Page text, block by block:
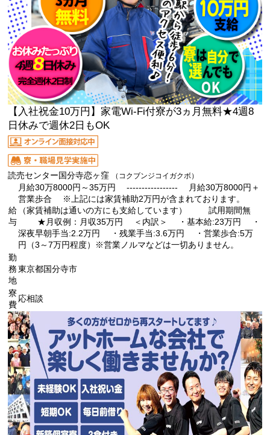
【入社祝金10万円】家電Wi-Fi付寮が3ヵ月無料★4週8
日休みで週休2日もOK
読売センター国分寺恋ヶ窪 （コクブンジコイガクボ）
給
与
月給30万8000円～35万円 ----------------- 月給30万8000円＋
営業歩合 ※上記には家賃補助2万円が含まれております。
（家賃補助は通いの方にも支給しています） 試用期間無
★月収例：月収35万円 ＜内訳＞ ・基本給:23万円 ・
深夜早朝手当:2.2万円 ・残業手当:3.6万円 ・営業歩合:5万
円（3～7万円程度）※営業ノルマなどは一切ありません。
勤
務
地
東京都国分寺市
寮
費
応相談